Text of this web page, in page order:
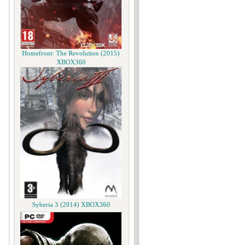
Homefront: The Revolution (2015)
XBOX360
Syberia 3 (2014) XBOX360